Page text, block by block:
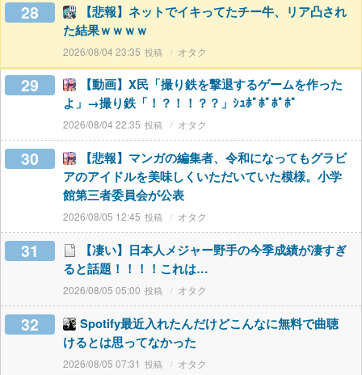
28
【悲報】ネットでイキってたチー牛、リア凸され
た結果ｗｗｗｗ
2026/08/04 23:35 オタク
29
【動画】X民「撮り鉄を撃退するゲームを作った
よ」→撮り鉄「！？！！？？」ｼｭﾎﾟﾎﾟﾎﾟﾎﾟ
2026/08/04 22:35 オタク
30
【悲報】マンガの編集者、令和になってもグラビ
アのアイドルを美味しくいただいていた模様。小学
館第三者委員会が公表
2026/08/05 12:45 オタク
31
【凄い】日本人メジャー野手の今季成績が凄すぎ
ると話題！！！！これは…
2026/08/05 05:00 オタク
32
Spotify最近入れたんだけどこんなに無料で曲聴
けるとは思ってなかった
2026/08/05 07:31 オタク